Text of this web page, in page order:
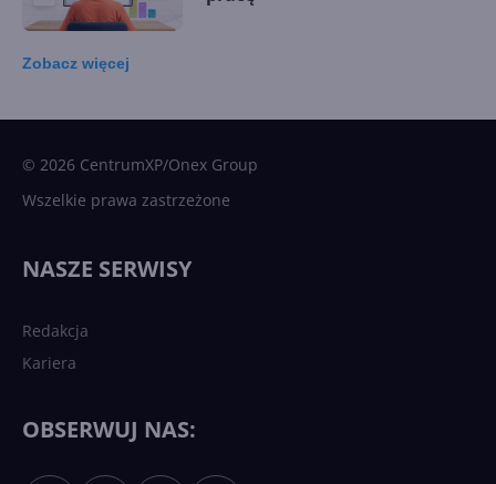
Zobacz więcej
© 2026 CentrumXP/Onex Group
Wszelkie prawa zastrzeżone
NASZE SERWISY
Redakcja
Kariera
OBSERWUJ NAS: